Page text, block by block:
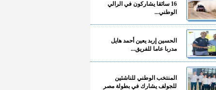
16 سائقا يشاركون في الرالي
الوطني...
الحسين إربد يعين أحمد هايل
مدربا عاما للفريق...
المنتخب الوطني للناشئين
للجولف يشارك في بطولة مصر